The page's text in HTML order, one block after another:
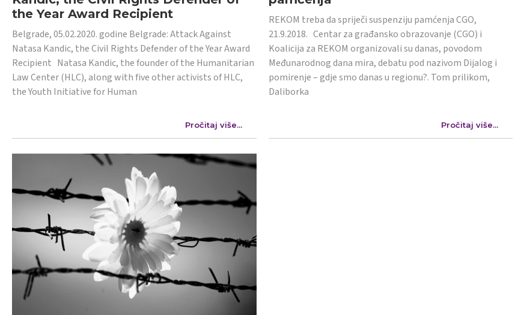
the Year Award Recipient
Belgrade, 05.02.2020. godine Belgrade: Attack Against
Natasa Kandic, the Civil Rights Defender of the Year Award
Recipient Natasa Kandic, the founder of the Humanitarian
Law Center (HLC), along with five other activists of HLC,
the Youth Initiative for Human
Pročitaj više...
REKOM treba da spriječi suspenziju pamćenja CGO,
21.9.2018. Centar za građansko obrazovanje (CGO) i
Koalicija za REKOM organizovali su danas, povodom
Međunarodnog dana mira, debatu pod nazivom Dijalog i
pomirenje – gdje smo danas u regionu?. Tom prilikom,
Daliborka
Pročitaj više...